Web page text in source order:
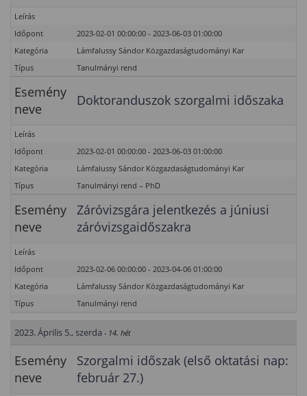
Leírás
Időpont
2023-02-01 00:00:00 - 2023-06-03 01:00:00
Kategória
Lámfalussy Sándor Közgazdaságtudományi Kar
Típus
Tanulmányi rend
Esemény
neve
Doktoranduszok szorgalmi időszaka
Leírás
Időpont
2023-02-01 00:00:00 - 2023-06-03 01:00:00
Kategória
Lámfalussy Sándor Közgazdaságtudományi Kar
Típus
Tanulmányi rend – PhD
Esemény
neve
Záróvizsgára jelentkezés a júniusi
záróvizsgaidőszakra
Leírás
Időpont
2023-02-06 00:00:00 - 2023-04-06 01:00:00
Kategória
Lámfalussy Sándor Közgazdaságtudományi Kar
Típus
Tanulmányi rend
2023. Április 5., szerda - 14. hét
Esemény
neve
Szorgalmi időszak (első oktatási nap:
február 27.)